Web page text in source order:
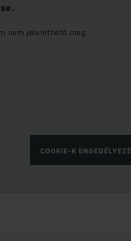
nem jeleníthető meg.
COOKIE-K